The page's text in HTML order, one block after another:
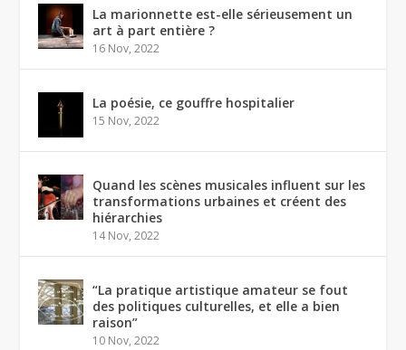
La marionnette est-elle sérieusement un
art à part entière ?
16 Nov, 2022
La poésie, ce gouffre hospitalier
15 Nov, 2022
Quand les scènes musicales influent sur les
transformations urbaines et créent des
hiérarchies
14 Nov, 2022
“La pratique artistique amateur se fout
des politiques culturelles, et elle a bien
raison”
10 Nov, 2022